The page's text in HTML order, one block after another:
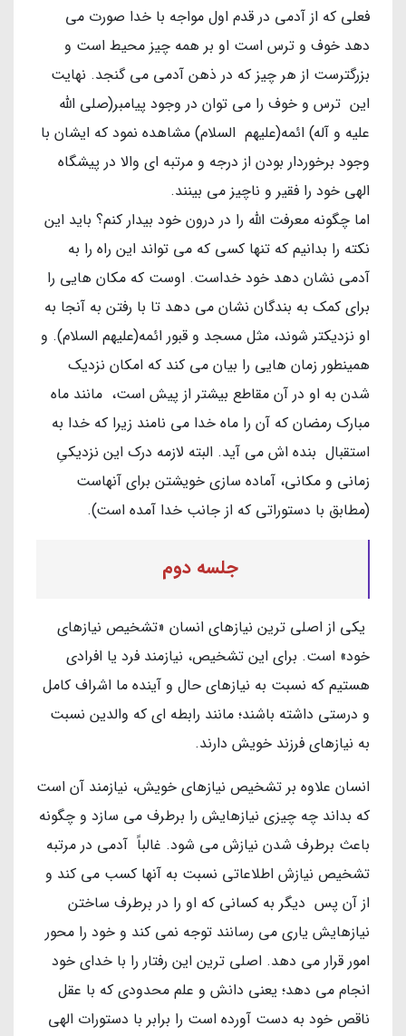
فعلی که از آدمی در قدم اول مواجه با خدا صورت می
دهد خوف و ترس است او بر همه چیز محیط است و
بزرگترست از هر چیز که در ذهن آدمی می گنجد. نهایت
این ترس و خوف را می توان در وجود پیامبر(صلی الله
علیه و آله) ائمه(علیهم السلام) مشاهده نمود که ایشان با
وجود برخوردار بودن از درجه و مرتبه ای والا در پیشگاه
الهی خود را فقیر و ناچیز می بینند.
اما چگونه معرفت الله را در درون خود بیدار کنم؟ باید این
نکته را بدانیم که تنها کسی که می تواند این راه را به
آدمی نشان دهد خود خداست. اوست که مکان هایی را
برای کمک به بندگان نشان می دهد تا با رفتن به آنجا به
او نزدیکتر شوند، مثل مسجد و قبور ائمه(علیهم السلام). و
همینطور زمان هایی را بیان می کند که امکان نزدیک
شدن به او در آن مقاطع بیشتر از پیش است، مانند ماه
مبارک رمضان که آن را ماه خدا می نامند زیرا که خدا به
استقبال بنده اش می آید. البته لازمه درک این نزدیکیِ
زمانی و مکانی، آماده سازی خویشتن برای آنهاست
(مطابق با دستوراتی که از جانب خدا آمده است).
جلسه دوم
یکی از اصلی ترین نیازهای انسان «تشخیص نیازهای
خود» است. برای این تشخیص، نیازمند فرد یا افرادی
هستیم که نسبت به نیازهای حال و آینده ما اشراف کامل
و درستی داشته باشند؛ مانند رابطه ای که والدین نسبت
به نیازهای فرزند خویش دارند.
انسان علاوه بر تشخیص نیازهای خویش، نیازمند آن است
که بداند چه چیزی نیازهایش را برطرف می سازد و چگونه
باعث برطرف شدن نیازش می شود. غالباً آدمی در مرتبه
تشخیص نیازش اطلاعاتی نسبت به آنها کسب می کند و
از آن پس دیگر به کسانی که او را در برطرف ساختن
نیازهایش یاری می رسانند توجه نمی کند و خود را محور
امور قرار می دهد. اصلی ترین این رفتار را با خدای خود
انجام می دهد؛ یعنی دانش و علم محدودی که با عقل
ناقص خود به دست آورده است را برابر با دستورات الهی